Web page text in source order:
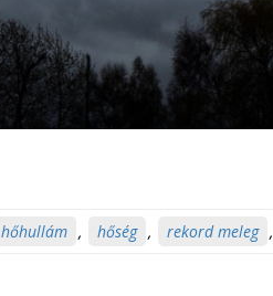
hőhullám , hőség , rekord meleg ,